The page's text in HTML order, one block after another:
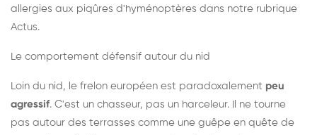
allergies aux piqûres d'hyménoptères dans notre rubrique
Actus.
Le comportement défensif autour du nid
Loin du nid, le frelon européen est paradoxalement peu
agressif. C'est un chasseur, pas un harceleur. Il ne tourne
pas autour des terrasses comme une guêpe en quête de